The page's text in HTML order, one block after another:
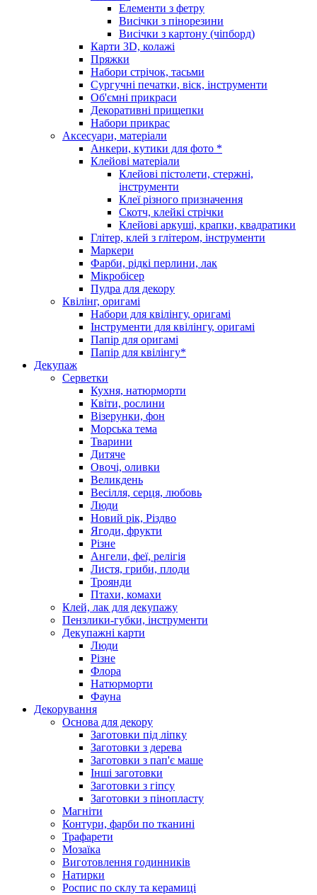
Елементи з фетру
Висічки з пінорезини
Висічки з картону (чіпборд)
Карти 3D, колажі
Пряжки
Набори стрічок, тасьми
Сургучні печатки, віск, інструменти
Об'ємні прикраси
Декоративні прищепки
Набори прикрас
Аксесуари, матеріали
Анкери, кутики для фото *
Клейові матеріали
Клейові пістолети, стержні,
інструменти
Клеї різного призначення
Скотч, клейкі стрічки
Клейові аркуші, крапки, квадратики
Глітер, клей з глітером, інструменти
Маркери
Фарби, рідкі перлини, лак
Мікробісер
Пудра для декору
Квілінг, оригамі
Набори для квілінгу, оригамі
Інструменти для квілінгу, оригамі
Папір для оригамі
Папір для квілінгу*
Декупаж
Серветки
Кухня, натюрморти
Квіти, рослини
Візерунки, фон
Морська тема
Тварини
Дитяче
Овочі, оливки
Великдень
Весілля, серця, любовь
Люди
Новий рік, Різдво
Ягоди, фрукти
Різне
Ангели, феї, релігія
Листя, гриби, плоди
Троянди
Птахи, комахи
Клей, лак для декупажу
Пензлики-губки, інструменти
Декупажні карти
Люди
Різне
Флора
Натюрморти
Фауна
Декорування
Основа для декору
Заготовки під ліпку
Заготовки з дерева
Заготовки з пап'є маше
Інші заготовки
Заготовки з гіпсу
Заготовки з пінопласту
Магніти
Контури, фарби по тканині
Трафарети
Мозаїка
Виготовлення годинників
Натирки
Роспис по склу та керамиці